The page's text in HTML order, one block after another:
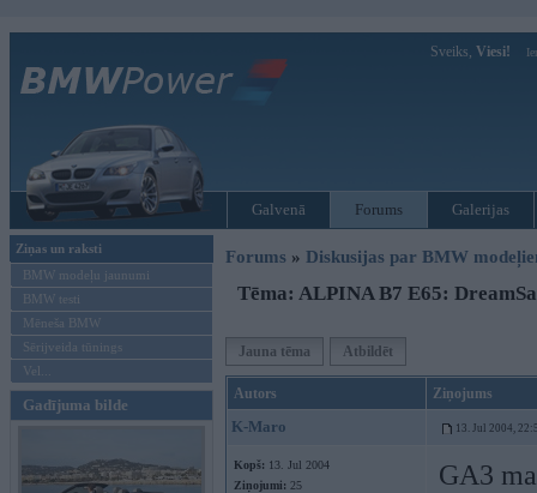
Sveiks, Viesi!
Galvenā Forums Galerijas
Ziņas un raksti
BMW modeļu jaunumi
BMW testi
Mēneša BMW
Sērijveida tūnings
Vel...
Gadījuma bilde
Forums » Diskusijas par BMW
Tēma: ALPINA B7 E65:
Jauna tēma Atbildēt
Autors Ziņojums
K-Maro 13. Jul 2004,
Kopš: 13. Jul 2004
Ziņojumi: 25
GA3